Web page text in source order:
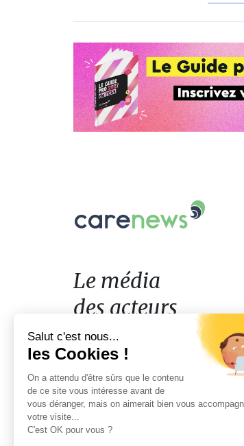
Le
acteurs
de
l'engagement
Le média
des acteurs
de l'engagement
Salut c'est nous...
les Cookies !
On a attendu d'être sûrs que le contenu
de ce site vous intéresse avant de
vous déranger, mais on aimerait bien vous
votre visite...
C'est OK pour vous ?